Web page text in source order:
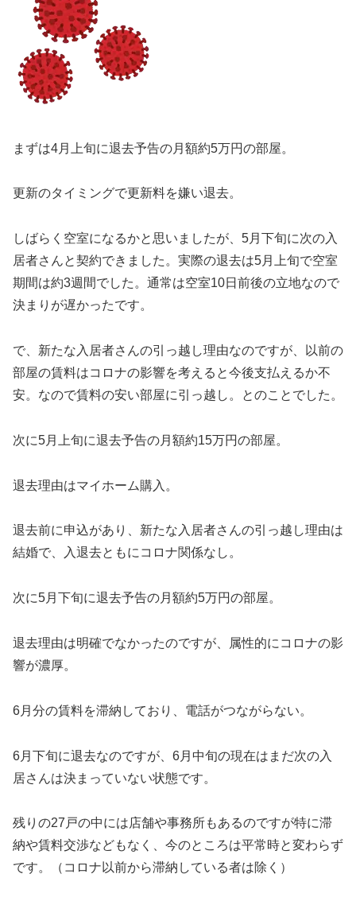
まずは4月上旬に退去予告の月額約5万円の部屋。
更新のタイミングで更新料を嫌い退去。
しばらく空室になるかと思いましたが、5月下旬に次の入
居者さんと契約できました。実際の退去は5月上旬で空室
期間は約3週間でした。通常は空室10日前後の立地なので
決まりが遅かったです。
で、新たな入居者さんの引っ越し理由なのですが、以前の
部屋の賃料はコロナの影響を考えると今後支払えるか不
安。なので賃料の安い部屋に引っ越し。とのことでした。
次に5月上旬に退去予告の月額約15万円の部屋。
退去理由はマイホーム購入。
退去前に申込があり、新たな入居者さんの引っ越し理由は
結婚で、入退去ともにコロナ関係なし。
次に5月下旬に退去予告の月額約5万円の部屋。
退去理由は明確でなかったのですが、属性的にコロナの影
響が濃厚。
6月分の賃料を滞納しており、電話がつながらない。
6月下旬に退去なのですが、6月中旬の現在はまだ次の入
居さんは決まっていない状態です。
残りの27戸の中には店舗や事務所もあるのですが特に滞
納や賃料交渉などもなく、今のところは平常時と変わらず
です。（コロナ以前から滞納している者は除く）